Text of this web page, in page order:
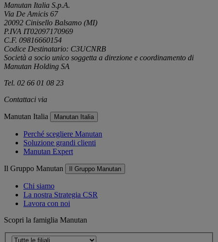
Manutan Italia S.p.A.
Via De Amicis 67
20092 Cinisello Balsamo (MI)
P.IVA IT02097170969
C.F. 09816660154
Codice Destinatario: C3UCNRB
Società a socio unico soggetta a direzione e coordinamento di
Manutan Holding SA
Tel. 02 66 01 08 23
Contattaci via
Manutan Italia Manutan Italia
Perché scegliere Manutan
Soluzione grandi clienti
Manutan Expert
Il Gruppo Manutan Il Gruppo Manutan
Chi siamo
La nostra Strategia CSR
Lavora con noi
Scopri la famiglia Manutan